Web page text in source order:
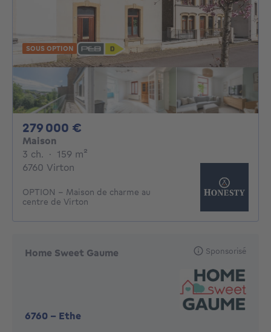
SOUS OPTION
279 000 €
Maison
3 ch. 3 chambres
· 159 m²
6760 Virton
OPTION - Maison de charme au
centre de Virton
Home Sweet Gaume
6760 - Ethe
Sponsorisé